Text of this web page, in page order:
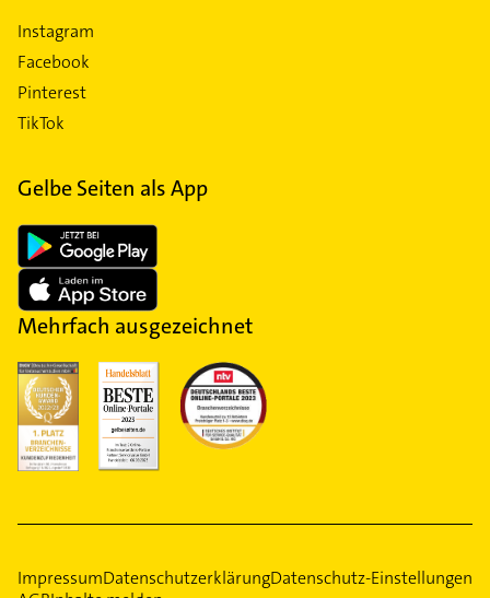
Instagram
Facebook
Pinterest
TikTok
Gelbe Seiten als App
Mehrfach ausgezeichnet
ImpressumDatenschutzerklärungDatenschutz-Einstellungen